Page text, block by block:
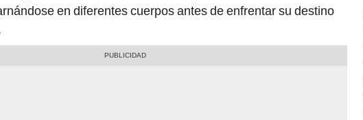
en diferentes cuerpos antes de enfrentar su destino